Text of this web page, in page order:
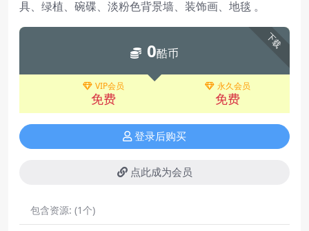
具、绿植、碗碟、淡粉色背景墙、装饰画、地毯 。
下载
0酷币
VIP会员
免费
永久会员
免费
登录后购买
点此成为会员
包含资源: (1个)